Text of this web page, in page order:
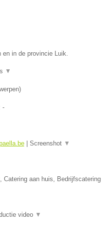
en in de provincie Luik.
▼
)
-
| Screenshot ▼
Catering aan huis, Bedrijfscatering
video ▼